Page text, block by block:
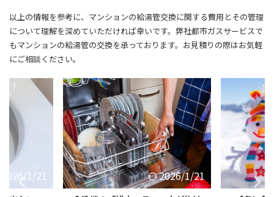
以上の情報を参考に、マンションの給湯管交換に関する費用とその管理
について理解を深めていただければ幸いです。 弊社都市ガスサービスで
もマンションの給湯管の交換を承っております。お見積りの際はお気軽
にご相談ください。
2026/1/21 2026/1/10